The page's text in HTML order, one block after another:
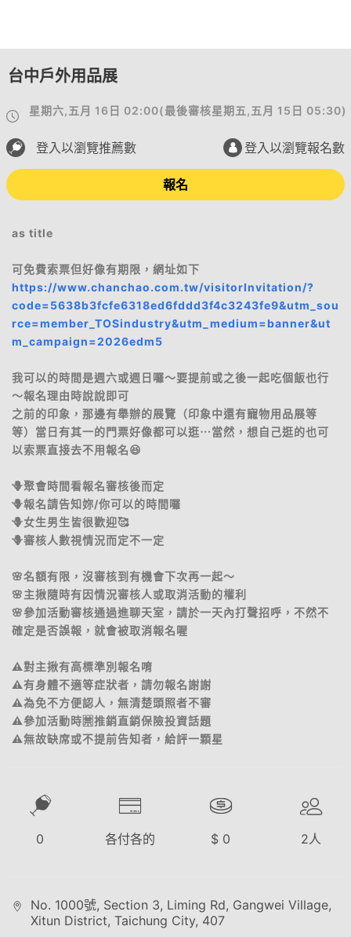
台中戶外用品展
星期六,五月 16日 02:00(最後審核星期五,五月 15日 05:30)
登入以瀏覽推薦數 登入以瀏覽報名數
報名
as title
可免費索票但好像有期限，網址如下
https://www.chanchao.com.tw/visitorInvitation/?
code=5638b3fcfe6318ed6fddd3f4c3243fe9&utm_sou
rce=member_TOSindustry&utm_medium=banner&ut
m_campaign=2026edm5
我可以的時間是週六或週日囉～要提前或之後一起吃個飯也行
～報名理由時說說即可
之前的印象，那邊有舉辦的展覽（印象中還有寵物用品展等
等）當日有其一的門票好像都可以逛⋯當然，想自己逛的也可
以索票直接去不用報名😆
🪻聚會時間看報名審核後而定
🪻報名請告知妳/你可以的時間囉
🪻女生男生皆很歡迎🥰
🪻審核人數視情況而定不一定
🌸名額有限，沒審核到有機會下次再一起～
🌸主揪隨時有因情況審核人或取消活動的權利
🌸參加活動審核通過進聊天室，請於一天內打聲招呼，不然不
確定是否誤報，就會被取消報名喔
⚠️對主揪有高標準別報名唷
⚠️有身體不適等症狀者，請勿報名謝謝
⚠️為免不方便認人，無清楚頭照者不審
⚠️參加活動時🈲️推銷直銷保險投資話題
⚠️無故缺席或不提前告知者，給評一顆星
0 各付各的 $ 0 2人
No. 1000號, Section 3, Liming Rd, Gangwei Village,
Xitun District, Taichung City, 407